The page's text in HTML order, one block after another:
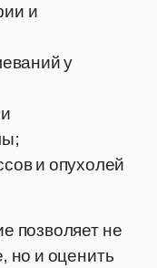
и
у
и опухолей
позволяет не
но и оценить